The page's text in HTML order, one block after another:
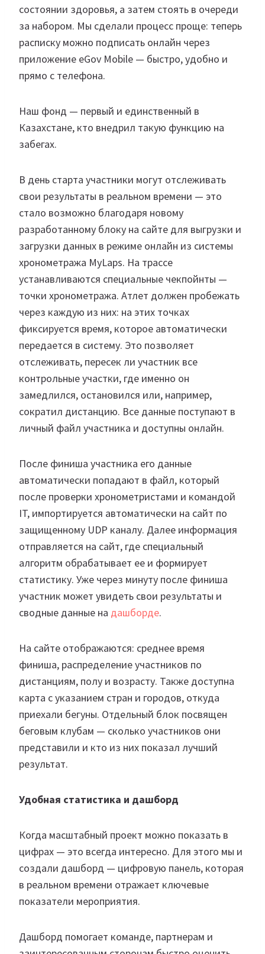
состоянии здоровья, а затем стоять в очереди
за набором. Мы сделали процесс проще: теперь
расписку можно подписать онлайн через
приложение eGov Mobile — быстро, удобно и
прямо с телефона.
Наш фонд — первый и единственный в
Казахстане, кто внедрил такую функцию на
забегах.
В день старта участники могут отслеживать
свои результаты в реальном времени — это
стало возможно благодаря новому
разработанному блоку на сайте для выгрузки и
загрузки данных в режиме онлайн из системы
хронометража MyLaps. На трассе
устанавливаются специальные чекпойнты —
точки хронометража. Атлет должен пробежать
через каждую из них: на этих точках
фиксируется время, которое автоматически
передается в систему. Это позволяет
отслеживать, пересек ли участник все
контрольные участки, где именно он
замедлился, остановился или, например,
сократил дистанцию. Все данные поступают в
личный файл участника и доступны онлайн.
После финиша участника его данные
автоматически попадают в файл, который
после проверки хронометристами и командой
IT, импортируется автоматически на сайт по
защищенному UDP каналу. Далее информация
отправляется на сайт, где специальный
алгоритм обрабатывает ее и формирует
статистику. Уже через минуту после финиша
участник может увидеть свои результаты и
сводные данные на дашборде.
На сайте отображаются: среднее время
финиша, распределение участников по
дистанциям, полу и возрасту. Также доступна
карта с указанием стран и городов, откуда
приехали бегуны. Отдельный блок посвящен
беговым клубам — сколько участников они
представили и кто из них показал лучший
результат.
Удобная статистика и дашборд
Когда масштабный проект можно показать в
цифрах — это всегда интересно. Для этого мы и
создали дашборд — цифровую панель, которая
в реальном времени отражает ключевые
показатели мероприятия.
Дашборд помогает команде, партнерам и